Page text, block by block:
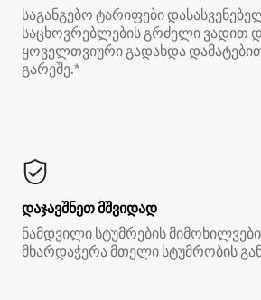
საგანგებო ტარიფები
საცხოვრებლების გრძელი ვადით
ყოველთვიური გადახდა
გარეშე.*
დაჯავშნეთ მშვიდად
ნამდვილი სტუმრების
მხარდაჭერა მთელი სტუმრობის